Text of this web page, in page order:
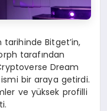
tarihinde Bitget’in,
tarafından
Dream
bir araya getirdi.
ve yüksek profilli